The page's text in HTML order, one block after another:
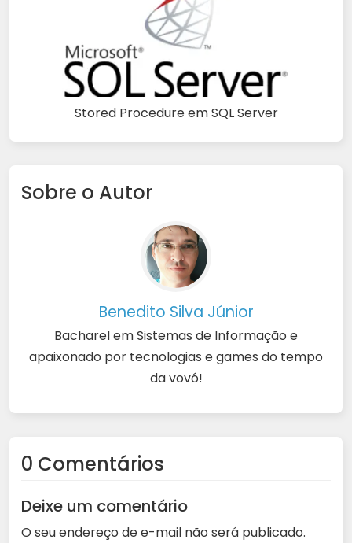
Stored Procedure em SQL Server
Sobre o Autor
Benedito Silva Júnior
Bacharel em Sistemas de Informação e
apaixonado por tecnologias e games do tempo
da vovó!
0 Comentários
Deixe um comentário
O seu endereço de e-mail não será publicado.